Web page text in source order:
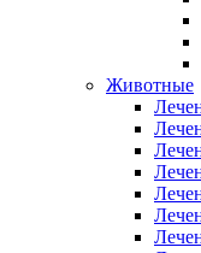
Животные